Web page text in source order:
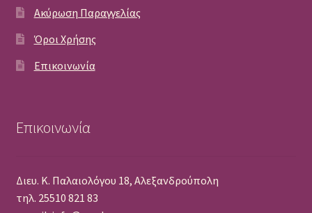
Ακύρωση Παραγγελίας
Όροι Χρήσης
Επικοινωνία
Επικοινωνία
Διευ. Κ. Παλαιολόγου 18, Αλεξανδρούπολη
τηλ. 25510 821 83